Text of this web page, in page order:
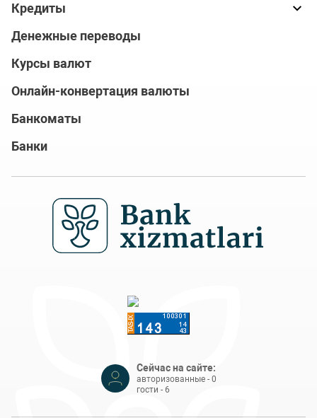
Кредиты
Денежные переводы
Курсы валют
Онлайн-конвертация валюты
Банкоматы
Банки
Сейчас на сайте:
авторизованные - 0
гости - 6